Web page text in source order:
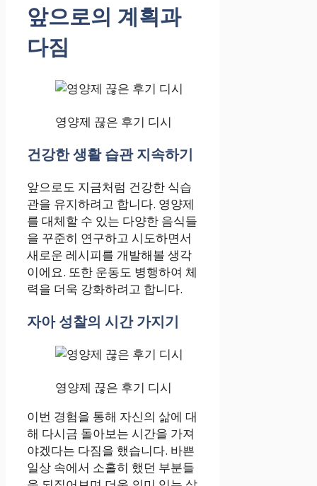
앞으로의 계획과
다짐
영양제 끊은 후기 디시
건강한 생활 습관 지속하기
앞으로도 지금처럼 건강한 식습
관을 유지하려고 합니다. 영양제
를 대체할 수 있는 다양한 음식들
을 꾸준히 연구하고 시도하면서
새로운 레시피를 개발해볼 생각
이에요. 또한 운동도 병행하여 체
력을 더욱 강화하려고 합니다.
자아 성찰의 시간 가지기
영양제 끊은 후기 디시
이번 경험을 통해 자신의 삶에 대
해 다시금 돌아보는 시간을 가져
야겠다는 다짐을 했습니다. 바쁜
일상 속에서 소홀히 했던 부분들